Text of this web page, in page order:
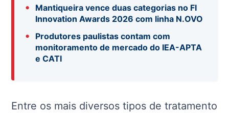
•
Mantiqueira vence duas categorias no FI
Innovation Awards 2026 com linha N.OVO
•
Produtores paulistas contam com
monitoramento de mercado do IEA-APTA
e CATI
Entre os mais diversos tipos de tratamento